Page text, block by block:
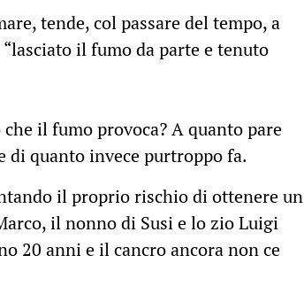
tende, col passare del tempo, a
il fumo da parte e tenuto
il fumo provoca? A quanto pare
di quanto invece purtroppo fa.
il proprio rischio di ottenere un
il nonno di Susi e lo zio Luigi
20 anni e il cancro ancora non ce